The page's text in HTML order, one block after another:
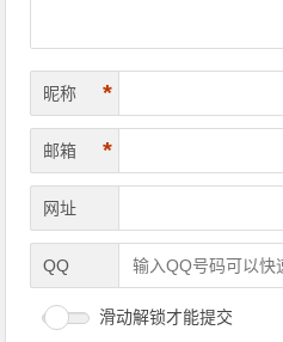
昵称 *
邮箱 *
网址
QQ
滑动解锁才能提交